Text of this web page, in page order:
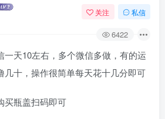
关注 私信
6422
一天10左右，多个微信多做，有的运
几十，操作很简单每天花十几分即可
买瓶盖扫码即可